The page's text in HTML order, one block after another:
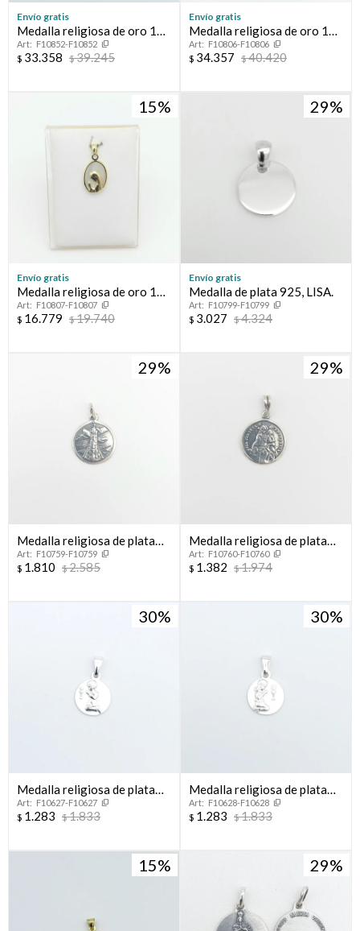
Envío gratis
Medalla religiosa de oro 18
ktes, SAGRADO CORAZON
F10852-F10852
$ 33.358 $39.245
Envío gratis
Medalla religiosa de oro 18
ktes y cristal, VIRGEN NIÑA.
F10806-F10806
$ 34.357 $40.420
15
Envío gratis
Medalla religiosa de oro 18
ktes y nácar, VIRGEN NIÑA.
F10807-F10807
$ 16.779 $19.740
29
Envío gratis
Medalla de plata 925, LISA.
F10799-F10799
$ 3.027 $4.324
29
Medalla religiosa de plata
925, Virgen Del Loreto.
F10759-F10759
$ 1.810 $2.585
29
Medalla religiosa de plata
925, Virgen de la Candelaria.
F10760-F10760
$ 1.382 $1.974
30
Medalla religiosa de plata
925, COMUNION VARON.
F10627-F10627
$ 1.283 $1.833
30
Medalla religiosa de plata
92, COMUNION NIÑA.
F10628-F10628
$ 1.283 $1.833
15 29